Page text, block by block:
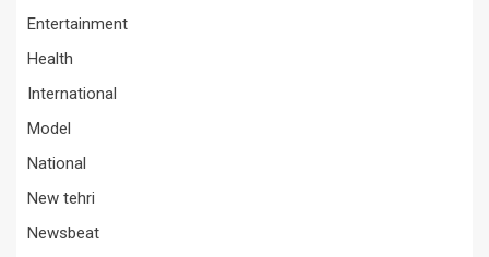
Entertainment
Health
International
Model
National
New tehri
Newsbeat